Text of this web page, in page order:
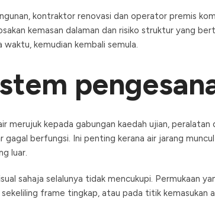
kontraktor renovasi dan operator premis
kemasan dalaman dan risiko struktur yang
kemudian kembali semula.
merujuk kepada gabungan kaedah ujian,
gagal berfungsi. Ini penting kerana air jarang
luar.
sahaja selalunya tidak mencukupi. Permukaan
frame tingkap, atau pada titik kemasukan